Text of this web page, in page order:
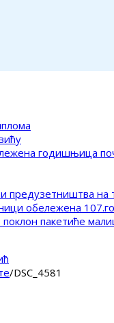
годишњица
предузетништва на
обележена
пакетиће
/DSC_4581